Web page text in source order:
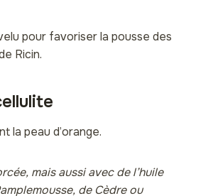
pour favoriser la pousse des
Ricin.
la peau d’orange.
mais aussi avec de l’huile
de Cèdre ou